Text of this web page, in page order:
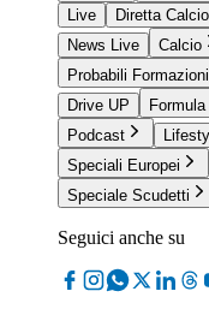
Live
Diretta Calcio
News Live
Calcio
Probabili Formazioni
Drive UP
Podcast
Speciali Europei
Speciale Scudetti
Seguici anche su